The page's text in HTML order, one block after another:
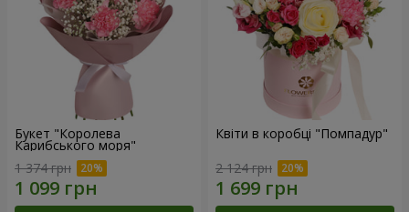
Букет "Королева
Карибського моря"
1 374 грн
Квіти в коробці "Помпадур"
2 124 грн